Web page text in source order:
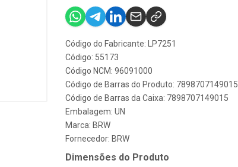
Código do Fabricante: LP7251
Código: 55173
Código NCM: 96091000
Código de Barras do Produto: 7898707149015
Código de Barras da Caixa: 7898707149015
Embalagem: UN
Marca: BRW
Fornecedor: BRW
Dimensões do Produto